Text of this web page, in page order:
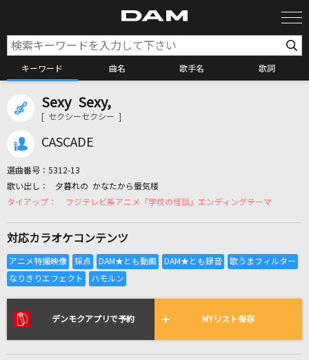
キーワード 曲名 歌手名 歌詞
カラオケリクエスト
リアルタイムで歌われている曲の一覧
[生音]あふれる涙が伝うとき
Sexy Sexy,
[ セクシーセクシー ]
CASCADE
選曲番号： 5312-13
夕暮れの かなたから蜃気楼
フジテレビ系アニメ「学校の怪談」エンディングテーマ
対応カラオケコンテンツ
デンモクアプリで予約 MYリスト保存